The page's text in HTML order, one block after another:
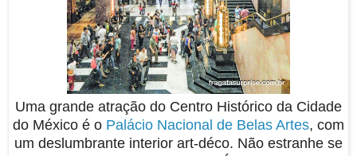
Uma grande atração do Centro Histórico da Cidade
do México é o Palácio Nacional de Belas Artes, com
um deslumbrante interior art-déco. Não estranhe se